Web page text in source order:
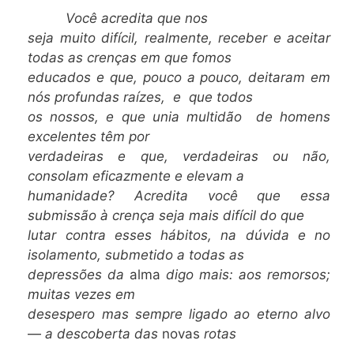
Você acredita que nos
seja muito difícil, realmente, receber e aceitar
todas as crenças em que fomos
educados e que, pouco a pouco, deitaram em
nós profundas raízes, e que todos
os nossos, e que unia multidão de homens
excelentes têm por
verdadeiras e que, verdadeiras ou não,
consolam eficazmente e elevam a
humanidade? Acredita você que essa
submissão à crença seja mais difícil do que
lutar contra esses hábitos, na dúvida e no
isolamento, submetido a todas as
depressões da almadigo mais: aos remorsos;
muitas vezes em
desespero mas sempre ligado ao eterno alvo
—a descoberta das novasrotas